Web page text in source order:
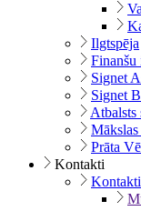
Ilgtspēja
Finanšu
Signet
Signet
Atbalsts
Prāta
Kontakti
Kontakti